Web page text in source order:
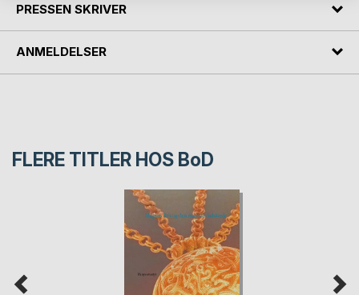
PRESSEN SKRIVER
ANMELDELSER
FLERE TITLER HOS BoD